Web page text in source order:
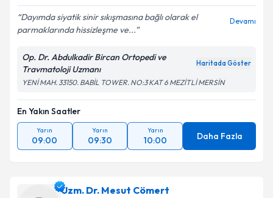
Kişisel verilerimin işlenmesine ilişkinAydınlatma
Metni'ni okudum ve kişisel verilerimin belirtilen
Takvim Talebini Gönder
Dayımda siyatik sinir sıkışmasına bağlı olarak el
parmaklarında hissizleşme ve...
Devamı
Op. Dr. Abdulkadir Bircan Ortopedi ve
Travmatoloji Uzmanı
Haritada Göster
YENİ MAH. 33150. BABİL TOWER. NO:3 KAT 6 MEZİTLİ MERSİN
En Yakın Saatler
Yarın
09:00
Yarın
09:30
Yarın
10:00 Daha Fazla
Uzm. Dr. Mesut Cömert